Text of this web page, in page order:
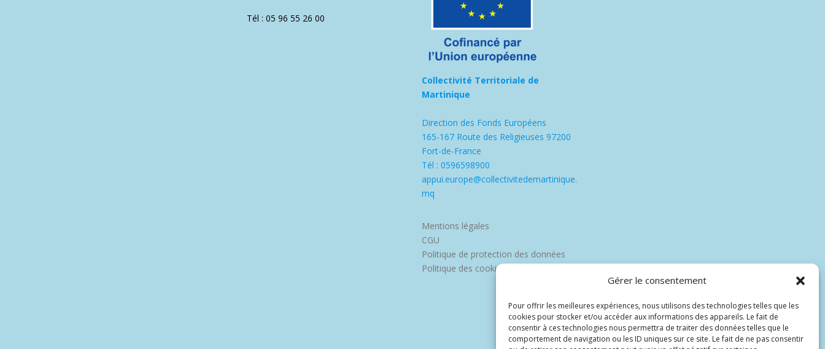
Gérer le consentement
Pour offrir les meilleures expériences, nous utilisons des technologies telles que les
cookies pour stocker et/ou accéder aux informations des appareils. Le fait de
consentir à ces technologies nous permettra de traiter des données telles que le
comportement de navigation ou les ID uniques sur ce site. Le fait de ne pas consentir
Tél : 05 96 55 26 00
Collectivité Territoriale de
Martinique
Direction des Fonds Européens
165-167 Route des Religieuses 97200
Fort-de-France
Tél : 0596598900
appui.europe@collectivitedemartinique.
mq
Mentions légales
CGU
Politique de protection des données
Politique des cookies